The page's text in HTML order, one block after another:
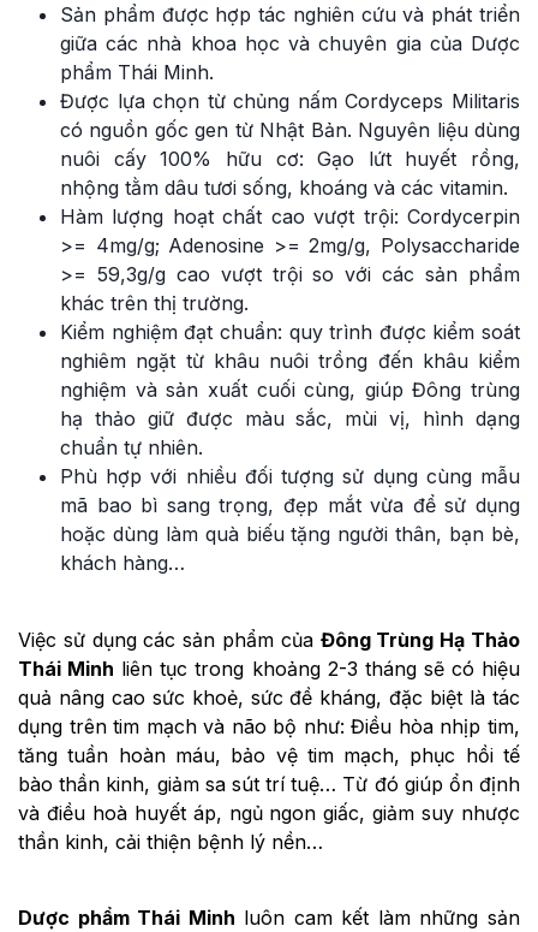
Sản phẩm được hợp tác nghiên cứu và phát triển
giữa các nhà khoa học và chuyên gia của Dược
phẩm Thái Minh.
Được lựa chọn từ chủng nấm Cordyceps Militaris
có nguồn gốc gen từ Nhật Bản. Nguyên liệu dùng
nuôi cấy 100% hữu cơ: Gạo lứt huyết rồng,
nhộng tằm dâu tươi sống, khoáng và các vitamin.
Hàm lượng hoạt chất cao vượt trội: Cordycerpin
>= 4mg/g; Adenosine >= 2mg/g, Polysaccharide
>= 59,3g/g cao vượt trội so với các sản phẩm
khác trên thị trường.
Kiểm nghiệm đạt chuẩn: quy trình được kiểm soát
nghiêm ngặt từ khâu nuôi trồng đến khâu kiểm
nghiệm và sản xuất cuối cùng, giúp Đông trùng
hạ thảo giữ được màu sắc, mùi vị, hình dạng
chuẩn tự nhiên.
Phù hợp với nhiều đối tượng sử dụng cùng mẫu
mã bao bì sang trọng, đẹp mắt vừa để sử dụng
hoặc dùng làm quà biếu tặng người thân, bạn bè,
khách hàng…
Việc sử dụng các sản phẩm của Đông Trùng Hạ Thảo
Thái Minh liên tục trong khoảng 2-3 tháng sẽ có hiệu
quả nâng cao sức khoẻ, sức đề kháng, đặc biệt là tác
dụng trên tim mạch và não bộ như: Điều hòa nhịp tim,
tăng tuần hoàn máu, bảo vệ tim mạch, phục hồi tế
bào thần kinh, giảm sa sút trí tuệ… Từ đó giúp ổn định
và điều hoà huyết áp, ngủ ngon giấc, giảm suy nhược
thần kinh, cải thiện bệnh lý nền…
Dược phẩm Thái Minh luôn cam kết làm những sản